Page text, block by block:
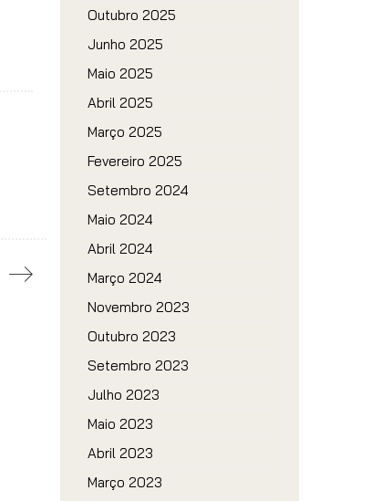
Outubro 2025
Junho 2025
Maio 2025
Abril 2025
Março 2025
Fevereiro 2025
Setembro 2024
Maio 2024
Abril 2024
Março 2024
Novembro 2023
Outubro 2023
Setembro 2023
Julho 2023
Maio 2023
Abril 2023
Março 2023